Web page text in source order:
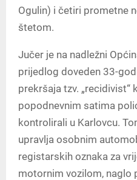
Ogulin) i četiri prometne
štetom.
Jučer je na nadležni
prijedlog doveden 33-
prekršaja tzv.
popodnevnim satima
kontrolirali u Karlovcu.
upravlja osobnim
registarskih oznaka za
motornim vozilom, naglo